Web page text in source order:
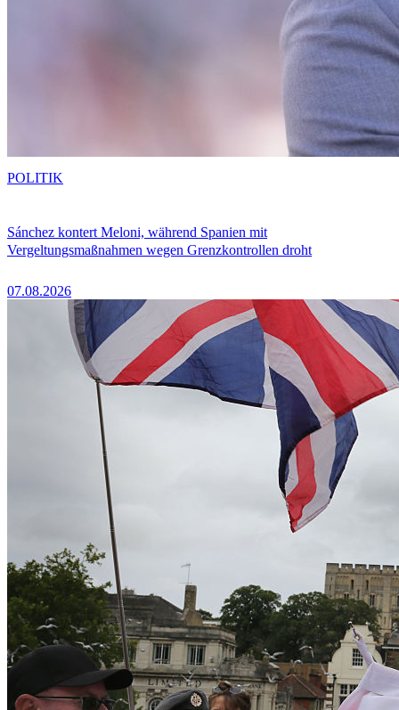
Sánchez kontert Meloni, während Spanien mit
Vergeltungsmaßnahmen wegen Grenzkontrollen droht
07.08.2026
POLITIK